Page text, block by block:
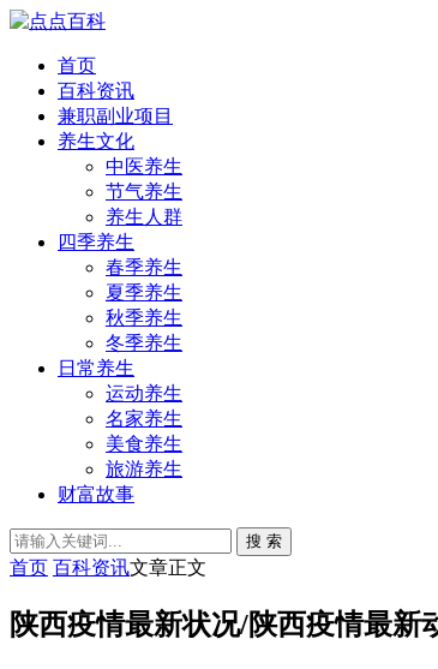
首页
百科资讯
兼职副业项目
养生文化
中医养生
节气养生
养生人群
四季养生
春季养生
夏季养生
秋季养生
冬季养生
日常养生
运动养生
名家养生
美食养生
旅游养生
财富故事
搜 索
首页 百科资讯文章正文
陕西疫情最新状况/陕西疫情最新